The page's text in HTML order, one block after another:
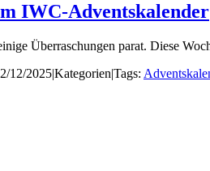
IWC-Adventskalender
Überraschungen parat. Diese
12/2025|Kategorien|Tags: